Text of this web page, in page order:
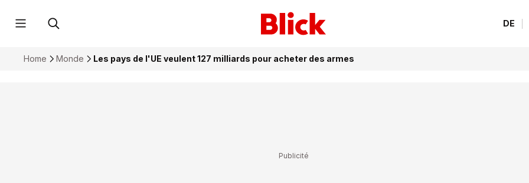
DE
Home Monde Les pays de l'UE veulent 127 milliards pour acheter des armes